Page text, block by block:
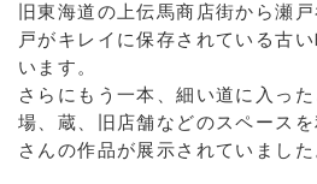
旧東海道の上伝馬商店街から瀬
戸がキレイに保存されている古
います。
さらにもう一本、細い道に入っ
場、蔵、旧店舗などのスペース
さんの作品が展示されていました